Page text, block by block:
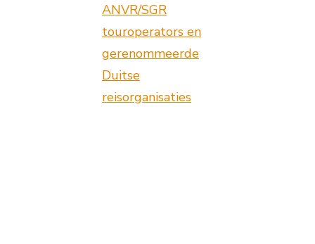
ANVR/SGR
touroperators en
gerenommeerde
Duitse
reisorganisaties